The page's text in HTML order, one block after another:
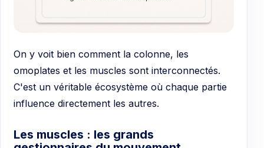
On y voit bien comment la colonne, les
omoplates et les muscles sont interconnectés.
C'est un véritable écosystème où chaque partie
influence directement les autres.
Les muscles : les grands